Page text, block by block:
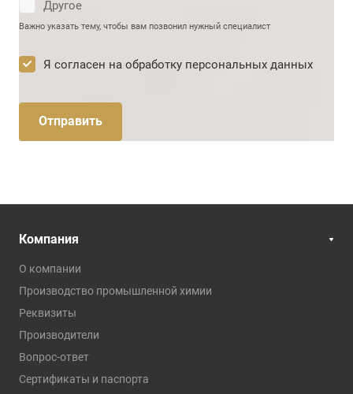
Другое
Важно указать тему, чтобы вам позвонил нужный специалист
Я согласен на обработку персональных данных
Отправить
Компания
О компании
Производство промышленной химии
Реквизиты
Производители
Вопрос-ответ
Сертификаты и паспорта